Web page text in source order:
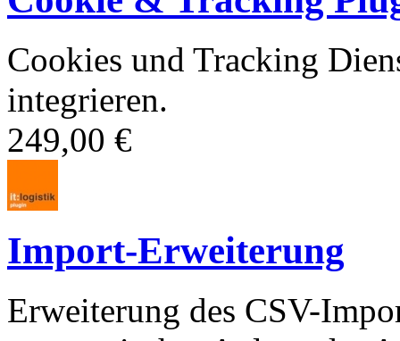
Cookies und Tracking
integrieren.
249,00 €
Import-Erweiterung
Erweiterung des CSV-